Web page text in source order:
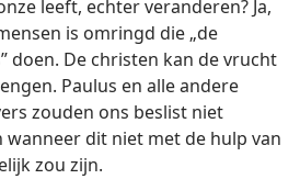
leeft, echter veranderen? Ja,
is omringd die „de
doen. De christen kan de vrucht
Paulus en alle andere
zouden ons beslist niet
dit niet met de hulp van
zou zijn.